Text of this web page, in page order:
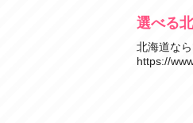
選べる
北海道な
https://